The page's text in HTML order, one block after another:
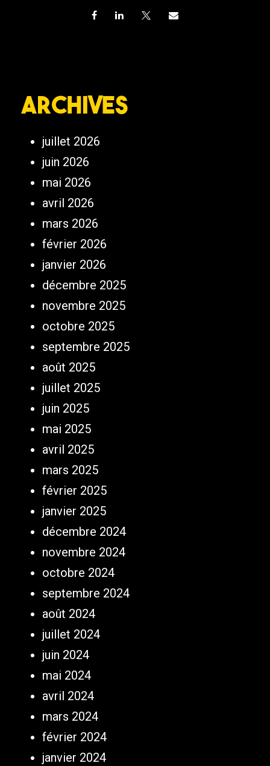
Archives
juillet 2026
juin 2026
mai 2026
avril 2026
mars 2026
février 2026
janvier 2026
décembre 2025
novembre 2025
octobre 2025
septembre 2025
août 2025
juillet 2025
juin 2025
mai 2025
avril 2025
mars 2025
février 2025
janvier 2025
décembre 2024
novembre 2024
octobre 2024
septembre 2024
août 2024
juillet 2024
juin 2024
mai 2024
avril 2024
mars 2024
février 2024
janvier 2024